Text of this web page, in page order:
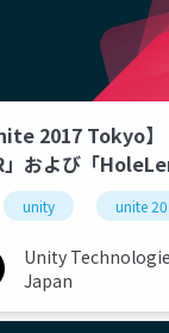
2017 Tokyo】
」および「
ご紹介
unity unite
Unity
Japan